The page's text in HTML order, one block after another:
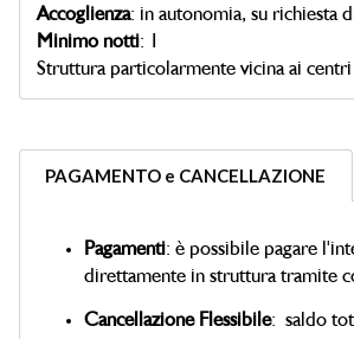
Accoglienza: in autonomia, su richiesta
Minimo notti: 1
Struttura particolarmente vicina ai
PAGAMENTO e CANCELLAZIONE
Pagamenti: è possibile pagare
direttamente in struttura tramite
Cancellazione Flessibile: saldo